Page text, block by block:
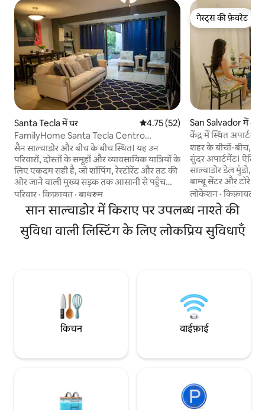
Santa Tecla में घर औसत रेटिंग 5 में से 4.75, 52 समीक्षाएँ
4.75 (52)
FamilyHome Santa Tecla Centro
Historico एयर कंडिशनर
सैन साल्वाडोर और बीच के बीच स्थित। यह उन
परिवारों, दोस्तों के समूहों और व्यावसायिक यात्रियों के
लिए एकदम सही है, जो शॉपिंग, रेस्टोरेंट और तट की
ओर जाने वाली मुख्य सड़क तक आसानी से पहुँच
वाली एक शांत जगह की तलाश में हैं, जहाँ वे आराम
कर सकें। मेहमानों के लिए एक विशाल लिविंग रूम,
खाना पकाने के लिए पूरी तरह सुसज्जित किचन और
एक निजी आँगन होगा, जहाँ आप आराम फ़रमा
सकते हैं और एक कप कॉफ़ी का मज़ा ले सकते हैं।
परिवार ·किफ़ायत ·बाथरूम
गेस्ट्स की फ़ेवरेट
गेस्ट्स की फ़ेवरेट
San Salvador में
केंद्र में स्थित अपार्टमेंट
फाई, एयर कंडीशनिंग
शहर के बीचों-बीच,
सुंदर अपार्टमेंट।
साल्वाडोर डेल मुंडो,
बाम्बू सेंटर और टोरे
नाइटलाइफ़ जैसे मुख्य
दूरी पर, पर्यटन या
आदर्श। अधिक सुविधा के लिए 3 एयर कंडीशनर और
2 पूर्ण बाथरूम से
अंडे, पनीर, बीन्स, ब्रेड
लोकेशन ·किफ़ायत
सान साल्वाडोर में किराए पर उपलब्ध नाश्ते की
सुविधा वाली लिस्टिंग के लिए लोकप्रिय सुविधाएँ
किचन वाईफ़ाई